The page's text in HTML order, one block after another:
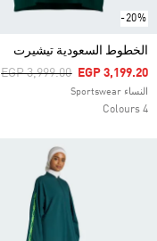
-20%
الخطوط السعودية تيشيرت
Price Reduced From
EGP 3,999.00ToEGP 3,199.20
النساء Sportswear
4 Colours